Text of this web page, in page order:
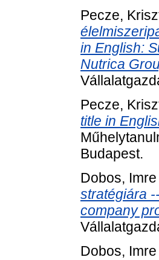
Pecze,
in English:
Nutrica
Pecze,
title in
Budapest.
Dobos, Imre
stratégiára
company
Dobos, Imre